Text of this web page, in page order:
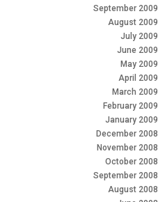
September 2009
August 2009
July 2009
June 2009
May 2009
April 2009
March 2009
February 2009
January 2009
December 2008
November 2008
October 2008
September 2008
August 2008